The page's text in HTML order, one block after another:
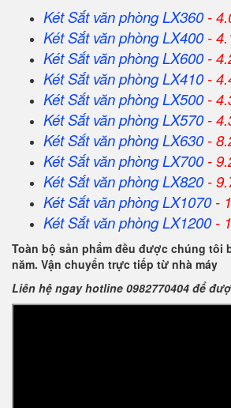
Két Sắt văn phòng LX360-
Két Sắtvăn phòngLX400-
Két Sắtvăn phòngLX600-
Két Sắtvăn phòngLX410-
Két Sắtvăn phòngLX500-
Két Sắtvăn phòngLX570-
Két Sắtvăn phòngLX630-
Két Sắtvăn phòngLX700-
Két Sắtvăn phòngLX820-
Két Sắtvăn phòngLX1070-
Két Sắtvăn phòngLX1200-
Toàn bộ sản phẩm đều được chúng tôi
năm. Vận chuyển trực tiếp từ nhà máy
Liên hệ ngay hotline 0982770404 để